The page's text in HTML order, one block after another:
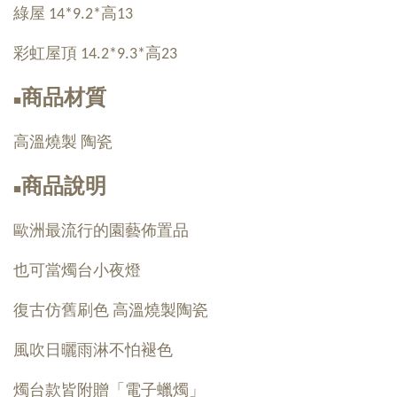
綠屋 14*9.2*高13
彩虹屋頂 14.2*9.3*高23
■商品材質
高溫燒製 陶瓷
■商品說明
歐洲最流行的園藝佈置品
也可當燭台小夜燈
復古仿舊刷色 高溫燒製陶瓷
風吹日曬雨淋不怕褪色
燭台款皆附贈「電子蠟燭」